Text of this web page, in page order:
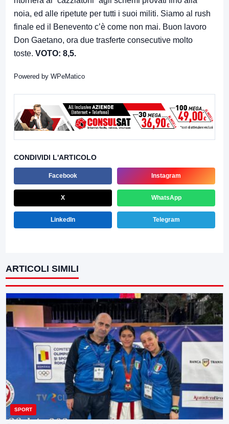
noia, ed alle ripetute per tutti i suoi militi. Siamo al rush
finale ed il Benevento c’è come non mai. Buon lavoro
Don Gaetano, ora due trasferte consecutive molto
toste. VOTO: 8,5.
Powered by WPeMatico
CONDIVIDI L'ARTICOLO
Facebook Instagram
X WhatsApp
LinkedIn Telegram
ARTICOLI SIMILI
SPORT